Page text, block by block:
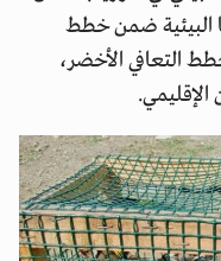
البيئية ضمن خطط
التعافي الأخضر،
الإقليمي.